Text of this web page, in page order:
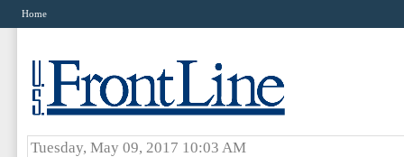
Home
Tuesday, May 09, 2017 10:03 AM